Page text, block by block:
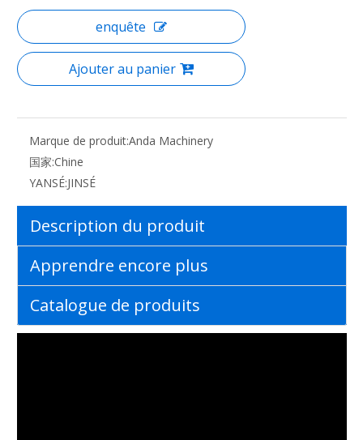
enquête
Ajouter au panier
Marque de produit:Anda Machinery
国家:Chine
YANSÉ:JINSÉ
Description du produit
Apprendre encore plus
Catalogue de produits